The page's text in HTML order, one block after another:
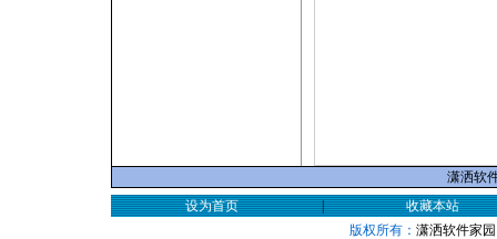
潇洒软
设为首页
|
收藏本站
版权所有： 潇洒软件家园